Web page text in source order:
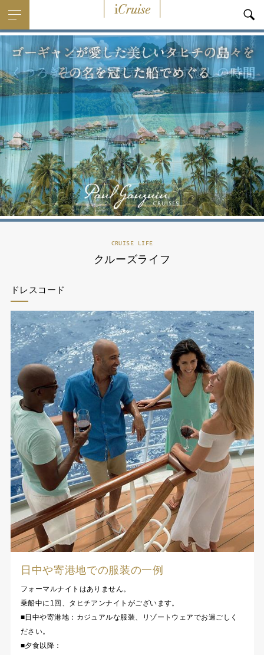
CRUISE LIFE
クルーズライフ
ドレスコード
日中や寄港地での服装の一例
フォーマルナイトはありません。
乗船中に1回、タヒチアンナイトがございます。
■日中や寄港地：カジュアルな服装、リゾートウェアでお過ごしく
ださい。
■夕食以降：